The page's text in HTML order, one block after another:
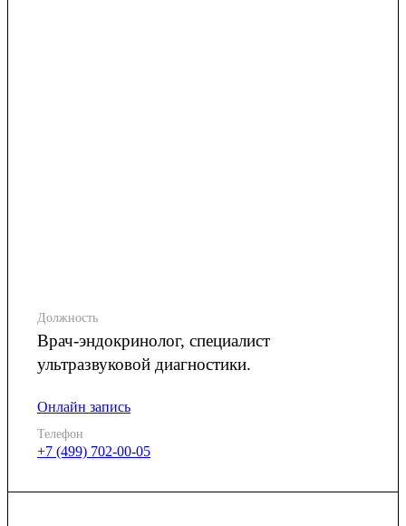
Должность
Врач-эндокринолог, специалист
ультразвуковой диагностики.
Онлайн запись
Телефон
+7 (499) 702-00-05